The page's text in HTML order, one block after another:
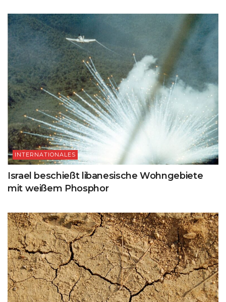
INTERNATIONALES
Israel beschießt libanesische Wohngebiete
mit weißem Phosphor